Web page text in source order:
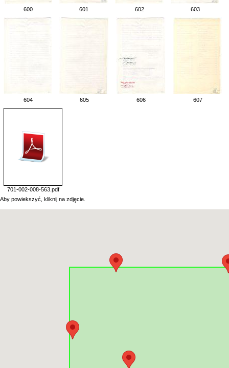
600 601 602 603
604 605 606 607
701-002-008-563.pdf
Aby powiekszyć, kliknij na zdjęcie.